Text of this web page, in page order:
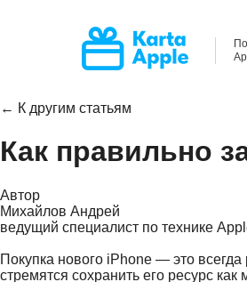
← К другим статьям
Как правильно
Автор
Михайлов Андрей
ведущий специалист по технике
Покупка нового iPhone — это
стремятся сохранить его ресурс